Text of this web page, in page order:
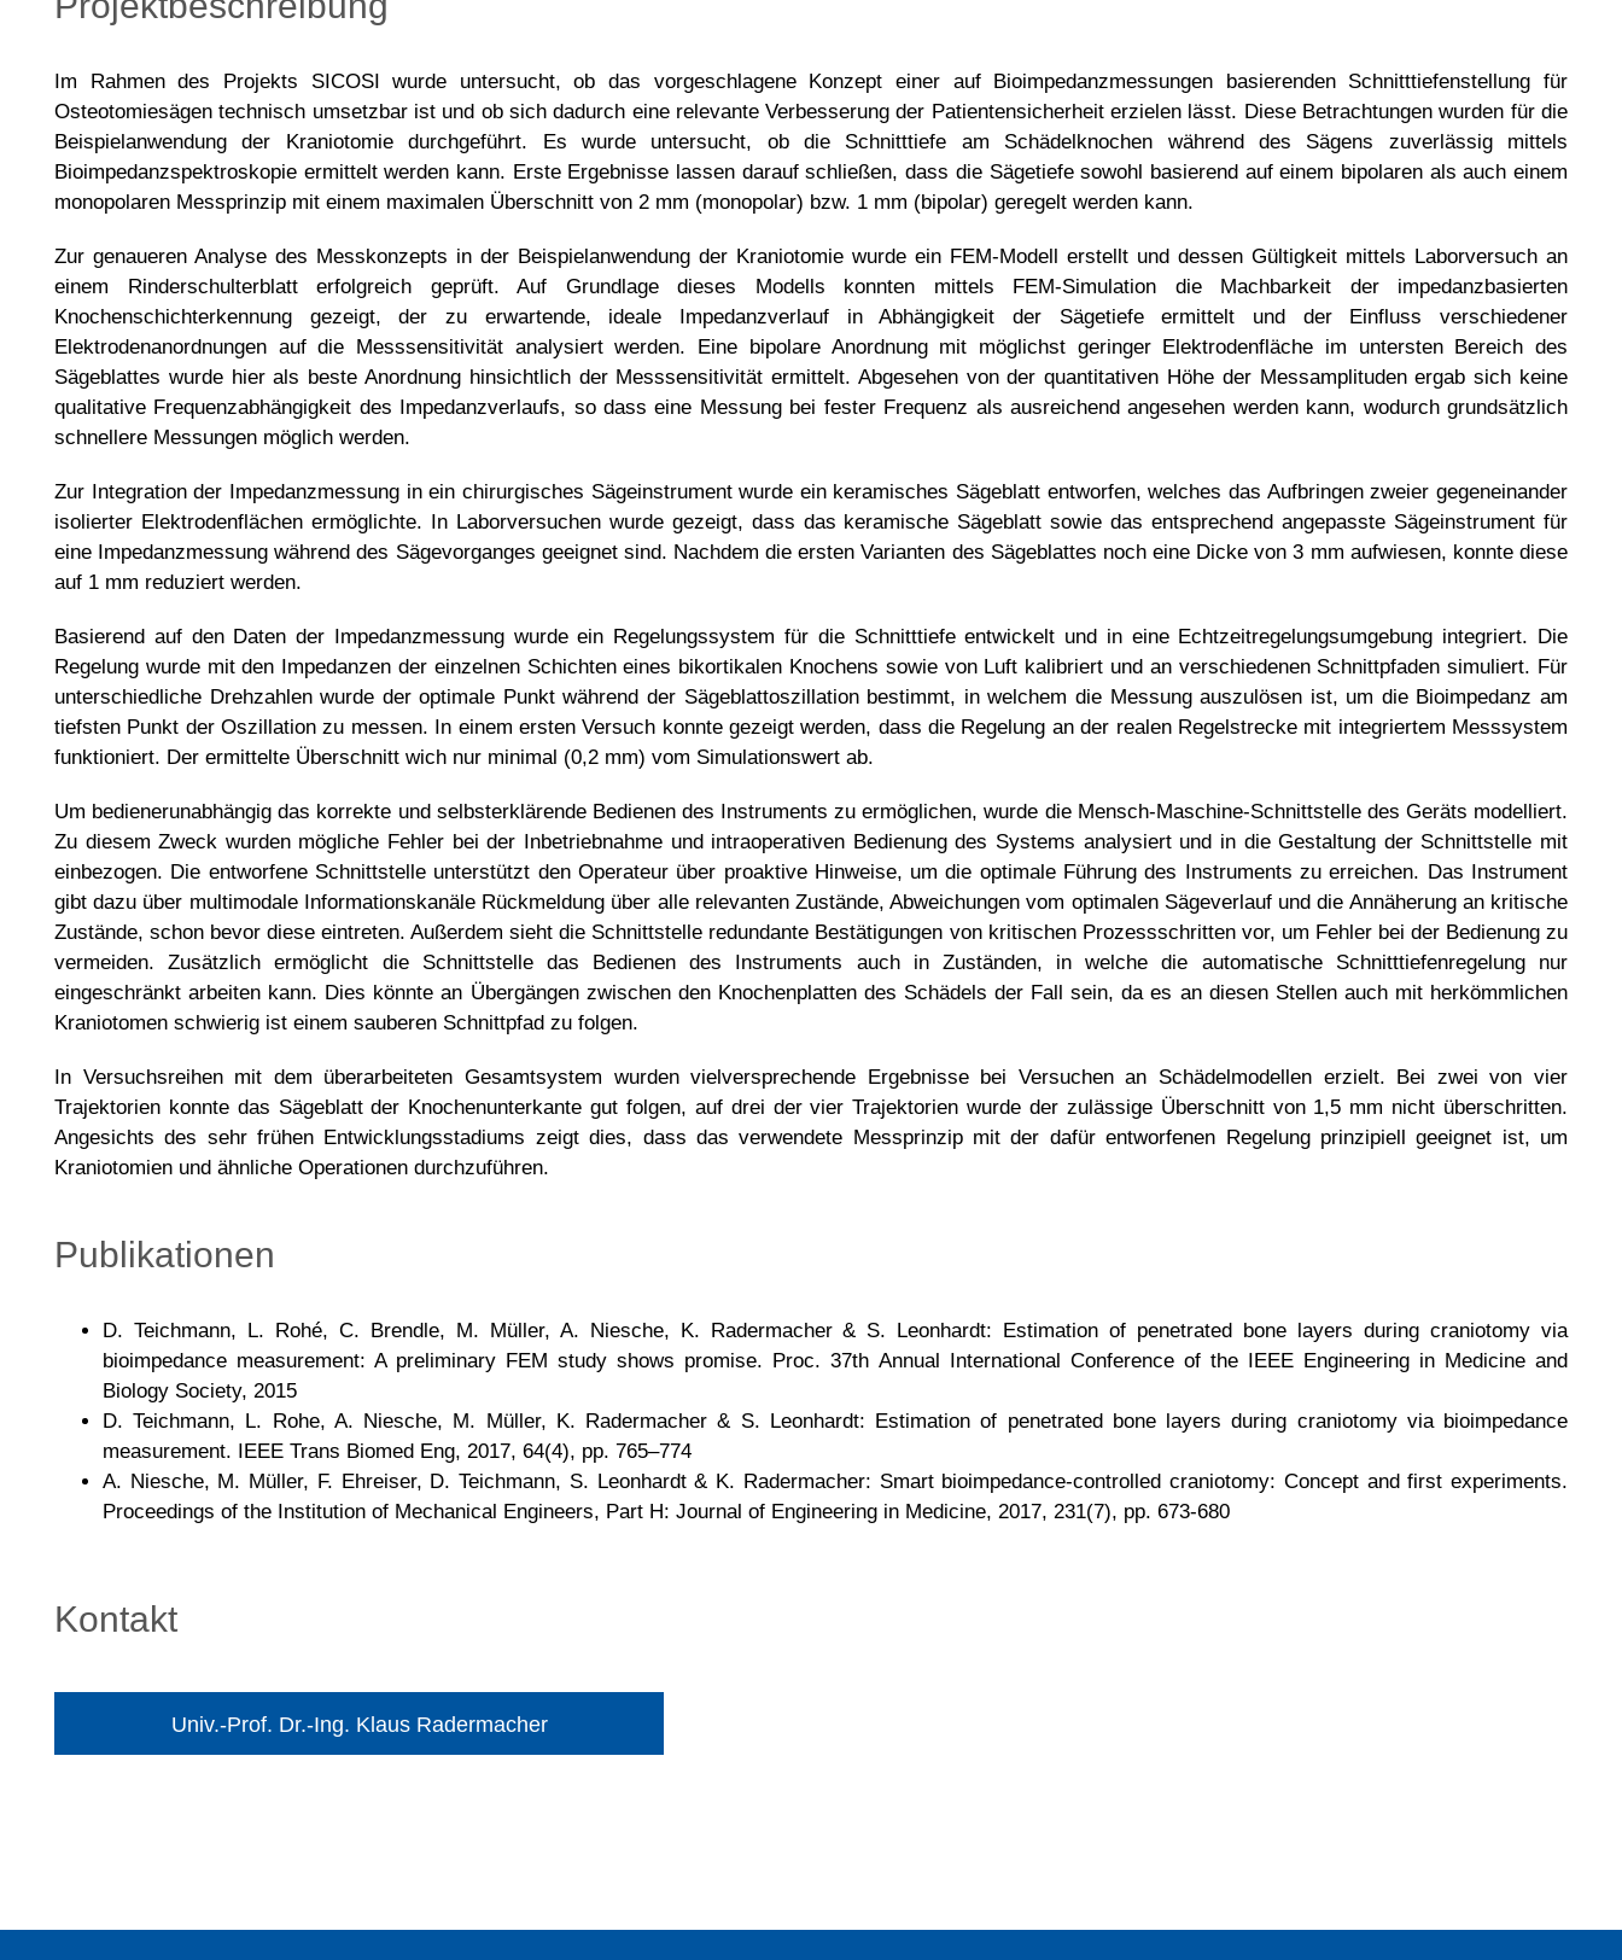
Im Rahmen des Projekts SICOSI wurde untersucht, ob das vorgeschlagene Konzept einer auf Bioimpedanzmessungen basierenden Schnitttiefenstellung für
Osteotomiesägen technisch umsetzbar ist und ob sich dadurch eine relevante Verbesserung der Patientensicherheit erzielen lässt. Diese Betrachtungen wurden für die
Beispielanwendung der Kraniotomie durchgeführt. Es wurde untersucht, ob die Schnitttiefe am Schädelknochen während des Sägens zuverlässig mittels
Bioimpedanzspektroskopie ermittelt werden kann. Erste Ergebnisse lassen darauf schließen, dass die Sägetiefe sowohl basierend auf einem bipolaren als auch einem
monopolaren Messprinzip mit einem maximalen Überschnitt von 2 mm (monopolar) bzw. 1 mm (bipolar) geregelt werden kann.
Zur genaueren Analyse des Messkonzepts in der Beispielanwendung der Kraniotomie wurde ein FEM-Modell erstellt und dessen Gültigkeit mittels Laborversuch an
einem Rinderschulterblatt erfolgreich geprüft. Auf Grundlage dieses Modells konnten mittels FEM-Simulation die Machbarkeit der impedanzbasierten
Knochenschichterkennung gezeigt, der zu erwartende, ideale Impedanzverlauf in Abhängigkeit der Sägetiefe ermittelt und der Einfluss verschiedener
Elektrodenanordnungen auf die Messsensitivität analysiert werden. Eine bipolare Anordnung mit möglichst geringer Elektrodenfläche im untersten Bereich des
Sägeblattes wurde hier als beste Anordnung hinsichtlich der Messsensitivität ermittelt. Abgesehen von der quantitativen Höhe der Messamplituden ergab sich keine
qualitative Frequenzabhängigkeit des Impedanzverlaufs, so dass eine Messung bei fester Frequenz als ausreichend angesehen werden kann, wodurch grundsätzlich
schnellere Messungen möglich werden.
Zur Integration der Impedanzmessung in ein chirurgisches Sägeinstrument wurde ein keramisches Sägeblatt entworfen, welches das Aufbringen zweier gegeneinander
isolierter Elektrodenflächen ermöglichte. In Laborversuchen wurde gezeigt, dass das keramische Sägeblatt sowie das entsprechend angepasste Sägeinstrument für
eine Impedanzmessung während des Sägevorganges geeignet sind. Nachdem die ersten Varianten des Sägeblattes noch eine Dicke von 3 mm aufwiesen, konnte diese
auf 1 mm reduziert werden.
Basierend auf den Daten der Impedanzmessung wurde ein Regelungssystem für die Schnitttiefe entwickelt und in eine Echtzeitregelungsumgebung integriert. Die
Regelung wurde mit den Impedanzen der einzelnen Schichten eines bikortikalen Knochens sowie von Luft kalibriert und an verschiedenen Schnittpfaden simuliert. Für
unterschiedliche Drehzahlen wurde der optimale Punkt während der Sägeblattoszillation bestimmt, in welchem die Messung auszulösen ist, um die Bioimpedanz am
tiefsten Punkt der Oszillation zu messen. In einem ersten Versuch konnte gezeigt werden, dass die Regelung an der realen Regelstrecke mit integriertem Messsystem
funktioniert. Der ermittelte Überschnitt wich nur minimal (0,2 mm) vom Simulationswert ab.
Um bedienerunabhängig das korrekte und selbsterklärende Bedienen des Instruments zu ermöglichen, wurde die Mensch-Maschine-Schnittstelle des Geräts modelliert.
Zu diesem Zweck wurden mögliche Fehler bei der Inbetriebnahme und intraoperativen Bedienung des Systems analysiert und in die Gestaltung der Schnittstelle mit
einbezogen. Die entworfene Schnittstelle unterstützt den Operateur über proaktive Hinweise, um die optimale Führung des Instruments zu erreichen. Das Instrument
gibt dazu über multimodale Informationskanäle Rückmeldung über alle relevanten Zustände, Abweichungen vom optimalen Sägeverlauf und die Annäherung an kritische
Zustände, schon bevor diese eintreten. Außerdem sieht die Schnittstelle redundante Bestätigungen von kritischen Prozessschritten vor, um Fehler bei der Bedienung zu
vermeiden. Zusätzlich ermöglicht die Schnittstelle das Bedienen des Instruments auch in Zuständen, in welche die automatische Schnitttiefenregelung nur
eingeschränkt arbeiten kann. Dies könnte an Übergängen zwischen den Knochenplatten des Schädels der Fall sein, da es an diesen Stellen auch mit herkömmlichen
Kraniotomen schwierig ist einem sauberen Schnittpfad zu folgen.
In Versuchsreihen mit dem überarbeiteten Gesamtsystem wurden vielversprechende Ergebnisse bei Versuchen an Schädelmodellen erzielt. Bei zwei von vier
Trajektorien konnte das Sägeblatt der Knochenunterkante gut folgen, auf drei der vier Trajektorien wurde der zulässige Überschnitt von 1,5 mm nicht überschritten.
Angesichts des sehr frühen Entwicklungsstadiums zeigt dies, dass das verwendete Messprinzip mit der dafür entworfenen Regelung prinzipiell geeignet ist, um
Kraniotomien und ähnliche Operationen durchzuführen.
Publikationen
D. Teichmann, L. Rohé, C. Brendle, M. Müller, A. Niesche, K. Radermacher & S. Leonhardt: Estimation of penetrated bone layers during craniotomy via
bioimpedance measurement: A preliminary FEM study shows promise. Proc. 37th Annual International Conference of the IEEE Engineering in Medicine and
Biology Society, 2015
D. Teichmann, L. Rohe, A. Niesche, M. Müller, K. Radermacher & S. Leonhardt: Estimation of penetrated bone layers during craniotomy via bioimpedance
measurement. IEEE Trans Biomed Eng, 2017, 64(4), pp. 765–774
A. Niesche, M. Müller, F. Ehreiser, D. Teichmann, S. Leonhardt & K. Radermacher: Smart bioimpedance-controlled craniotomy: Concept and first experiments.
Proceedings of the Institution of Mechanical Engineers, Part H: Journal of Engineering in Medicine, 2017, 231(7), pp. 673-680
Kontakt
Univ.-Prof. Dr.-Ing. Klaus Radermacher